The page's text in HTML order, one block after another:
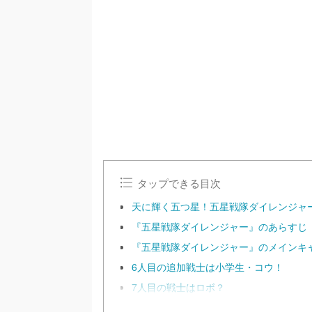
タップできる目次
天に輝く五つ星！五星戦隊ダイレンジャ
『五星戦隊ダイレンジャー』のあらすじ
『五星戦隊ダイレンジャー』のメインキ
6人目の追加戦士は小学生・コウ！
7人目の戦士はロボ？